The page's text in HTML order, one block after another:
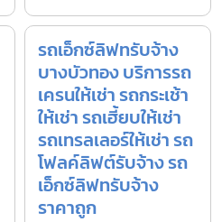
รถเอ็กซ์ลิฟทรับจ้าง
บางบัวทอง บริการรถ
เครนให้เช่า รถกระเช้า
ให้เช่า รถเฮี้ยบให้เช่า
รถเทรลเลอร์ให้เช่า รถ
โฟลค์ลิฟต์รับจ้าง รถ
เอ็กซ์ลิฟทรับจ้าง
ราคาถูก